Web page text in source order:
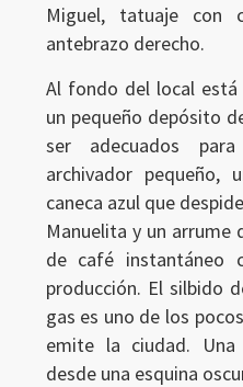
Miguel, tatuaje con
antebrazo derecho.
Al fondo del local
un pequeño depósito
ser adecuados
archivador pequeño,
caneca azul que
Manuelita y un arrume
de café instantáneo
producción. El silbido
gas es uno de los
emite la ciudad.
desde una esquina